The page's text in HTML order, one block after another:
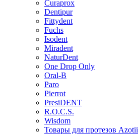
Curaprox
Dentipur
Fittydent
Fuchs
Isodent
Miradent
NaturDent
One Drop Only
Oral-B
Paro
Pierrot
PresiDENT
R.O.C.S.
Wisdom
Товары для протезов Azotii